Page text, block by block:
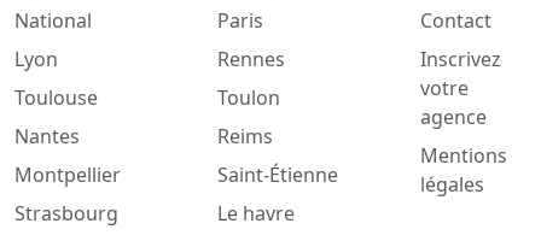
National
Lyon
Toulouse
Nantes
Montpellier
Strasbourg
Paris
Rennes
Toulon
Reims
Saint-Étienne
Le havre
Contact
Inscrivez
votre
agence
Mentions
légales